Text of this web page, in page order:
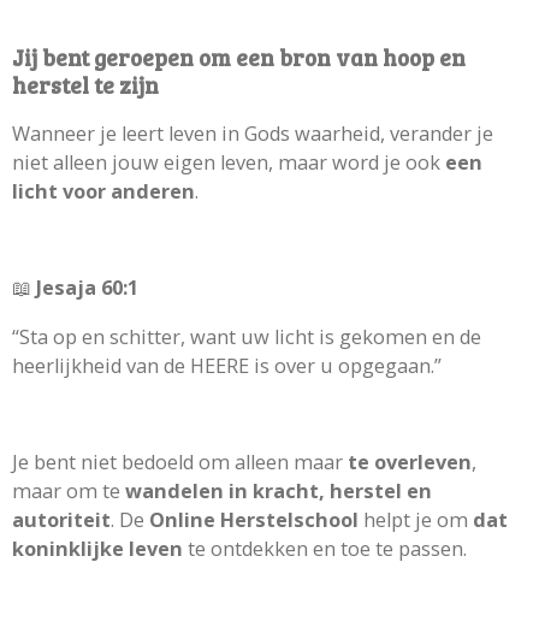
Jij bent geroepen om een bron van hoop en
herstel te zijn
Wanneer je leert leven in Gods waarheid, verander je
niet alleen jouw eigen leven, maar word je ook een
licht voor anderen.
📖 Jesaja 60:1
“Sta op en schitter, want uw licht is gekomen en de
heerlijkheid van de HEERE is over u opgegaan.”
Je bent niet bedoeld om alleen maar te overleven,
maar om te wandelen in kracht, herstel en
autoriteit. De Online Herstelschool helpt je om dat
koninklijke leven te ontdekken en toe te passen.